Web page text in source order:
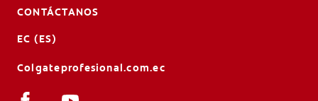
CONTÁCTANOS
EC (ES)
Colgateprofesional.com.ec